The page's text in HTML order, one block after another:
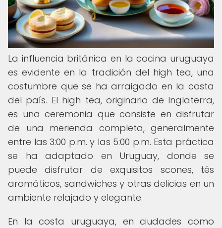
La influencia británica en la cocina uruguaya
es evidente en la tradición del high tea, una
costumbre que se ha arraigado en la costa
del país. El high tea, originario de Inglaterra,
es una ceremonia que consiste en disfrutar
de una merienda completa, generalmente
entre las 3:00 p.m. y las 5:00 p.m. Esta práctica
se ha adaptado en Uruguay, donde se
puede disfrutar de exquisitos scones, tés
aromáticos, sandwiches y otras delicias en un
ambiente relajado y elegante.
En la costa uruguaya, en ciudades como